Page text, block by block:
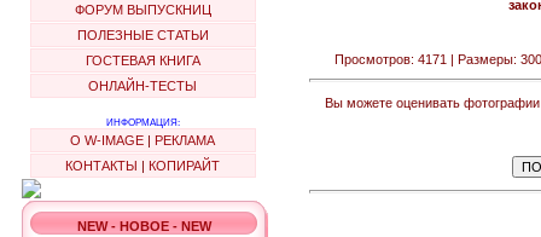
ФОРУМ ВЫПУСКНИЦ
ПОЛЕЗНЫЕ СТАТЬИ
ГОСТЕВАЯ КНИГА
ОНЛАЙН-ТЕСТЫ
ИНФОРМАЦИЯ:
О W-IMAGE | РЕКЛАМА
КОНТАКТЫ | КОПИРАЙТ
NEW - НОВОЕ - NEW
Просмотров: 4171 | Размеры:
Вы можете оценивать